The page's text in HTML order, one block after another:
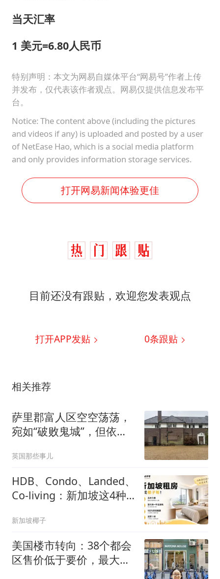
当天汇率
1 美元=6.80人民币
特别声明：本文为网易自媒体平台“网易号”作者上传
并发布，仅代表该作者观点。网易仅提供信息发布平
台。
Notice: The content above (including the pictures
and videos if any) is uploaded and posted by a user
of NetEase Hao, which is a social media platform
and only provides information storage services.
打开网易新闻体验更佳
目前还没有跟贴，欢迎您发表观点
打开APP发贴 0条跟贴
相关推荐
萨里郡富人区空空荡荡，
宛如“破败鬼城”，但依然
英国那些事儿
HDB、Condo、Landed、
Co-living：新加坡这4种
结！
新加坡椰子
美国楼市转向：38个都会
区售价低于要价，最大折